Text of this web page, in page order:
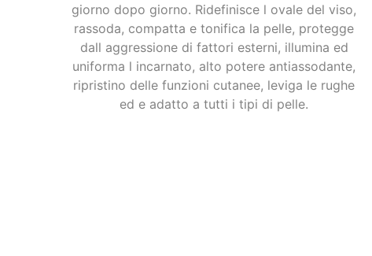
giorno dopo giorno. Ridefinisce l ovale del viso,
rassoda, compatta e tonifica la pelle, protegge
dall aggressione di fattori esterni, illumina ed
uniforma l incarnato, alto potere antiassodante,
ripristino delle funzioni cutanee, leviga le rughe
ed e adatto a tutti i tipi di pelle.